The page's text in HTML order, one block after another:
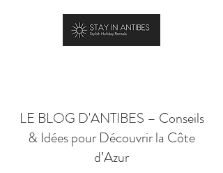
LE BLOG D'ANTIBES – Conseils
& Idées pour Découvrir la Côte
d’Azur